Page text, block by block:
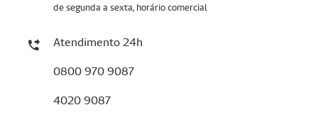
de segunda a sexta, horário comercial
Atendimento 24h
0800 970 9087
4020 9087